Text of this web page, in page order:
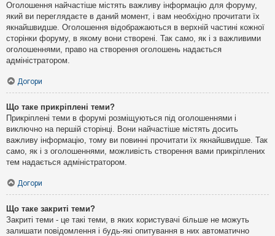
Оголошення найчастіше містять важливу інформацію для форуму,
який ви переглядаєте в даний момент, і вам необхідно прочитати їх
якнайшвидше. Оголошення відображаються в верхній частині кожної
сторінки форуму, в якому вони створені. Так само, як і з важливими
оголошеннями, право на створення оголошень надається
адміністратором.
Догори
Що таке прикріплені теми?
Прикріплені теми в форумі розміщуються під оголошеннями і
виключно на першій сторінці. Вони найчастіше містять досить
важливу інформацію, тому ви повинні прочитати їх якнайшвидше. Так
само, як і з оголошеннями, можливість створення вами прикріплених
тем надається адміністратором.
Догори
Що таке закриті теми?
Закриті теми - це такі теми, в яких користувачі більше не можуть
залишати повідомлення і будь-які опитування в них автоматично